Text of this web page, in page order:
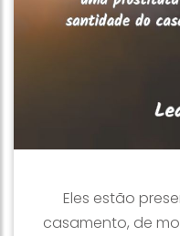
Eles estão
casamento, de